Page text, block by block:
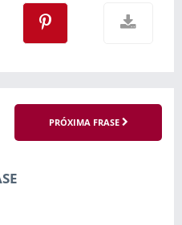
PRÓXIMA FRASE